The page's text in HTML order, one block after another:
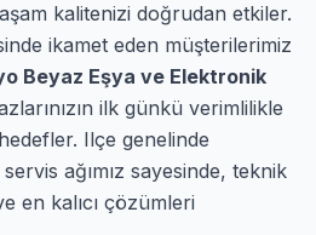
kalitenizi doğrudan etkiler.
ikamet eden müşterilerimiz
Beyaz Eşya ve Elektronik
ilk günkü verimlilikle
hedefler. Ilçe genelinde
ağımız sayesinde, teknik
en kalıcı çözümleri